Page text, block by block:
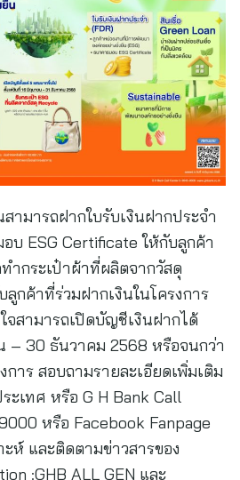
ามารถฝากใบรับเงินฝากประจำ
บ ESG Certificate ให้กับลูกค้า
ำกระเป๋าผ้าที่ผลิตจากวัสดุ
กค้าที่ร่วมฝากเงินในโครงการ
จสามารถเปิดบัญชีเงินฝากได้
– 30 ธันวาคม 2568 หรือจนกว่า
การ สอบถามรายละเอียดเพิ่มเติม
ะเทศ หรือ G H Bank Call
หรือ Facebook Fanpage
ห์ และติดตามข่าวสารของ
:GHB ALL GEN และ